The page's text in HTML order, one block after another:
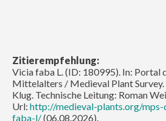
Zitierempfehlung:
Vicia faba L. (ID: 180995). In: Portal
Mittelalters / Medieval Plant
Klug. Technische Leitung: Roman
Url: http://medieval-plants.org/
faba-l/(06.08.2026).